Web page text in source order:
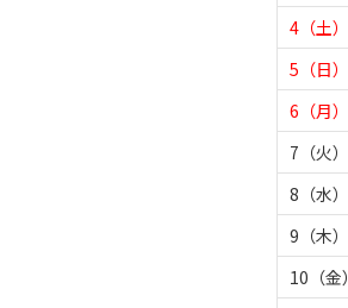
4（土）
5（日）
6（月）
7（火）
8（水）
9（木）
10（金）